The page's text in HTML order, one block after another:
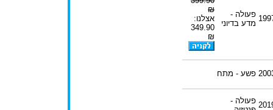
פעולה -
מדע בדיוני
₪
אצלנו:
349.90
₪
פשע - מתח
פעולה -